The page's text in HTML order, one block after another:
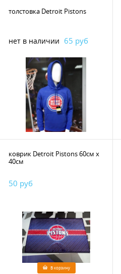
толстовка Detroit Pistons
нет в наличии 65 руб
коврик Detroit Pistons 60см х
40см
50 руб
В корзину